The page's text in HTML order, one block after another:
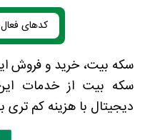
کدهای فعال
سکه بیت، خرید و فروش
سکه بیت از خدمات این
دیجیتال با هزینه کم تری